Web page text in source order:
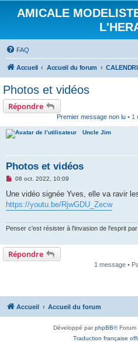
AMICALE
FAQ
Accueil Accueil du forum
Photos et vidéos
Répondre
Premier message non lu • 1
Uncle Jim
Photos et vidéos
M
s
a
n
l
u
08 oct. 2022, 10:09
Une vidéo signée Yves, elle va ravir
https://youtu.be/RjwGDU_Zecw
Penser c'est résister à l'invasion de l'esprit par
Répondre
1 message •
Accueil Accueil du forum
Développé parphpBB® Forum
Traduction française